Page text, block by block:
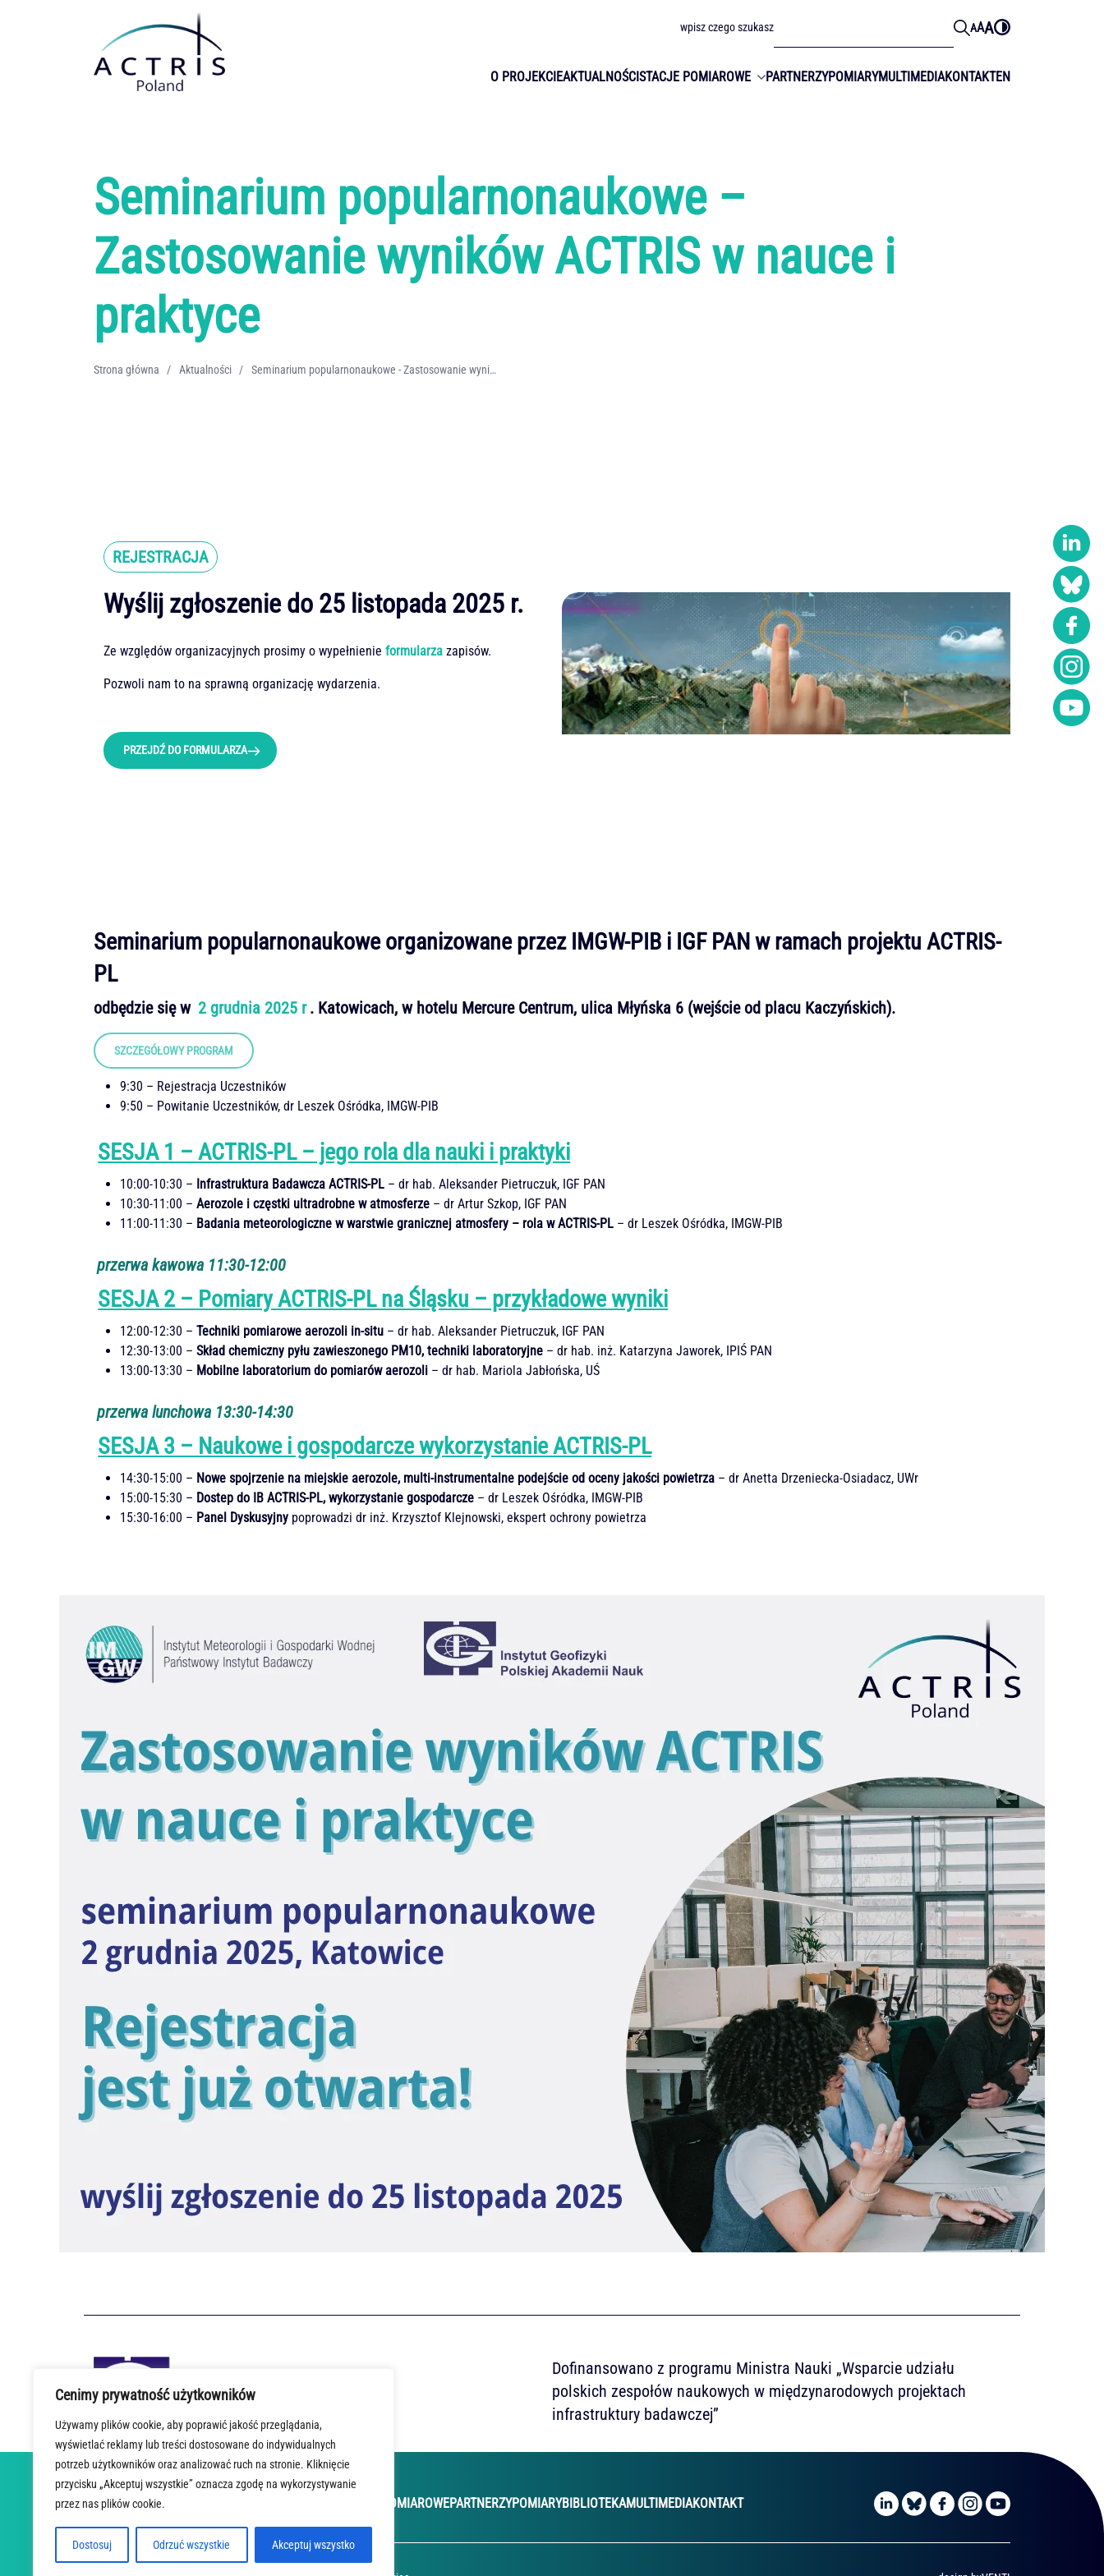
Cenimy prywatność użytkowników
Używamy plików cookie, aby poprawić jakość przeglądania,
wyświetlać reklamy lub treści dostosowane do indywidualnych
potrzeb użytkowników oraz analizować ruch na stronie. Kliknięcie
przycisku „Akceptuj wszystkie” oznacza zgodę na wykorzystywanie
przez nas plików cookie.
Dostosuj Odrzuć wszystkie Akceptuj wszystko
wpisz czego szukasz AAA
O PROJEKCIEAKTUALNOŚCISTACJE POMIAROWE PARTNERZYPOMIARYMULTIMEDIAKONTAKTEN
Seminarium popularnonaukowe –
Zastosowanie wyników ACTRIS w nauce i
praktyce
Strona główna / Aktualności / Seminarium popularnonaukowe - Zastosowanie wyników ACTRIS w nauce i praktyce
REJESTRACJA
Wyślij zgłoszenie do 25 listopada 2025 r.
Ze względów organizacyjnych prosimy o wypełnienie formularza zapisów.
Pozwoli nam to na sprawną organizację wydarzenia.
PRZEJDŹ DO FORMULARZA
Seminarium popularnonaukowe organizowane przez IMGW-PIB i IGF PAN w ramach projektu ACTRIS-
PL
odbędzie się w 2 grudnia 2025 r . Katowicach, w hotelu Mercure Centrum, ulica Młyńska 6 (wejście od placu Kaczyńskich).
SZCZEGÓŁOWY PROGRAM
9:30 – Rejestracja Uczestników
9:50 – Powitanie Uczestników, dr Leszek Ośródka, IMGW-PIB
SESJA 1 – ACTRIS-PL – jego rola dla nauki i praktyki
10:00-10:30 – Infrastruktura Badawcza ACTRIS-PL – dr hab. Aleksander Pietruczuk, IGF PAN
10:30-11:00 – Aerozole i częstki ultradrobne w atmosferze – dr Artur Szkop, IGF PAN
11:00-11:30 – Badania meteorologiczne w warstwie granicznej atmosfery – rola w ACTRIS-PL – dr Leszek Ośródka, IMGW-PIB
przerwa kawowa 11:30-12:00
SESJA 2 – Pomiary ACTRIS-PL na Śląsku – przykładowe wyniki
12:00-12:30 – Techniki pomiarowe aerozoli in-situ – dr hab. Aleksander Pietruczuk, IGF PAN
12:30-13:00 – Skład chemiczny pyłu zawieszonego PM10, techniki laboratoryjne – dr hab. inż. Katarzyna Jaworek, IPIŚ PAN
13:00-13:30 – Mobilne laboratorium do pomiarów aerozoli – dr hab. Mariola Jabłońska, UŚ
przerwa lunchowa 13:30-14:30
SESJA 3 – Naukowe i gospodarcze wykorzystanie ACTRIS-PL
14:30-15:00 – Nowe spojrzenie na miejskie aerozole, multi-instrumentalne podejście od oceny jakości powietrza – dr Anetta Drzeniecka-Osiadacz, UWr
15:00-15:30 – Dostep do IB ACTRIS-PL, wykorzystanie gospodarcze – dr Leszek Ośródka, IMGW-PIB
15:30-16:00 – Panel Dyskusyjny poprowadzi dr inż. Krzysztof Klejnowski, ekspert ochrony powietrza
Dofinansowano z programu Ministra Nauki „Wsparcie udziału
polskich zespołów naukowych w międzynarodowych projektach
infrastruktury badawczej”
STRONA GŁÓWNA STACJE POMIAROWEPARTNERZYPOMIARYBIBLIOTEKAMULTIMEDIAKONTAKT
Stacje pomiarowe
Warszawska Stacja Obserwacyjna
Centralne Obserwatorium Geofizyczne w Belsku Dużym
Platforma Obserwacyjna Uniwersytetu Wrocławskiego